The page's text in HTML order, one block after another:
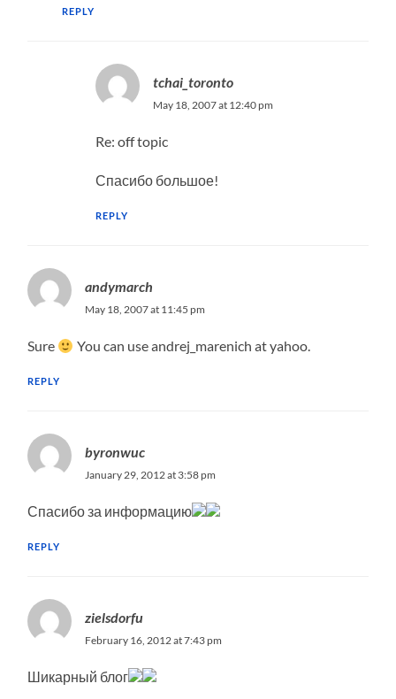
REPLY
tchai_toronto
May 18, 2007 at 12:40 pm
Re: off topic
Спасибо большое!
REPLY
andymarch
May 18, 2007 at 11:45 pm
Sure You can use andrej_marenich at yahoo.
REPLY
byronwuc
January 29, 2012 at 3:58 pm
Спасибо за информацию
REPLY
zielsdorfu
February 16, 2012 at 7:43 pm
Шикарный блог